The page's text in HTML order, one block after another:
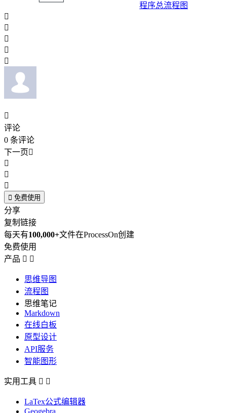
程序总流程图






评论
0 条评论
下一页



 免费使用
分享
复制链接
每天有100,000+文件在ProcessOn创建
免费使用
产品  
思维导图
流程图
思维笔记
Markdown
在线白板
原型设计
API服务
智能图形
实用工具  
LaTex公式编辑器
Geogebra